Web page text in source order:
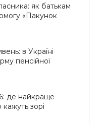
як батькам
«Пакунок
в Україні
пенсійної
де найкраще
кажуть зорі